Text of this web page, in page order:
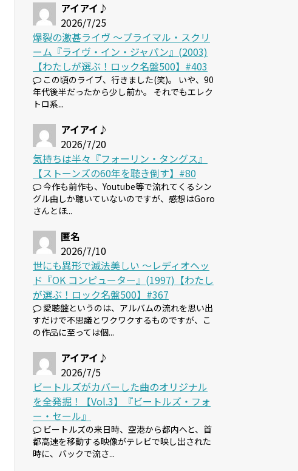
アイアイ♪
2026/7/25
爆裂の激甚ライヴ 〜プライマル・スクリ
ーム『ライヴ・イン・ジャパン』(2003)
【わたしが選ぶ！ロック名盤500】#403
この頃のライブ、行きました(笑)。 いや、90
年代後半だったから少し前か。 それでもエレク
トロ系...
アイアイ♪
2026/7/20
気持ちは半々『フォーリン・タングス』
【ストーンズの60年を聴き倒す】#80
今作も前作も、Youtube等で流れてくるシン
グル曲しか聴いていないのですが、感想はGoro
さんとほ...
匿名
2026/7/10
世にも異形で滅法美しい 〜レディオヘッ
ド『OK コンピューター』(1997)【わたし
が選ぶ！ロック名盤500】#367
愛聴盤というのは、アルバムの流れを思い出
すだけで不思議とワクワクするものですが、こ
の作品に至っては個...
アイアイ♪
2026/7/5
ビートルズがカバーした曲のオリジナル
を全発掘！【Vol.3】『ビートルズ・フォ
ー・セール』
ビートルズの来日時、空港から都内へと、首
都高速を移動する映像がテレビで映し出された
時に、バックで流さ...